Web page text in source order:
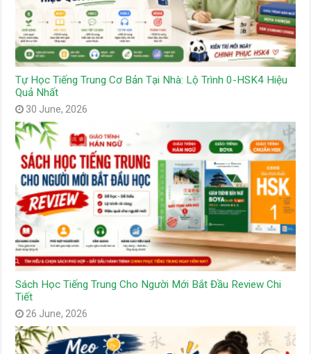
Tự Học Tiếng Trung Cơ Bản Tại Nhà: Lộ Trình 0-HSK4 Hiệu
Quả Nhất
30 June, 2026
Sách Học Tiếng Trung Cho Người Mới Bắt Đầu Review Chi
Tiết
26 June, 2026